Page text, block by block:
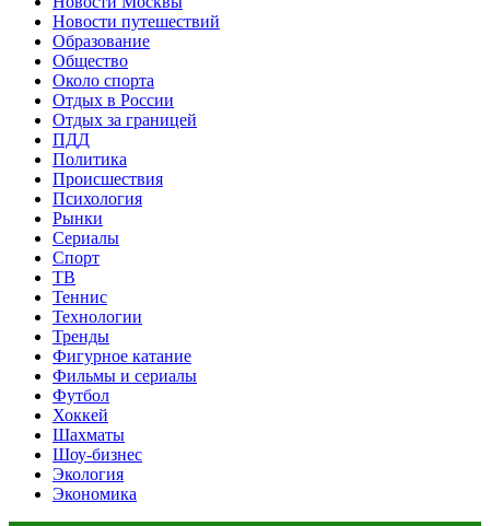
Новости путешествий
Образование
Общество
Около спорта
Отдых в России
Отдых за границей
ПДД
Политика
Происшествия
Психология
Рынки
Сериалы
Спорт
ТВ
Теннис
Технологии
Тренды
Фигурное катание
Фильмы и сериалы
Футбол
Хоккей
Шахматы
Шоу-бизнес
Экология
Экономика